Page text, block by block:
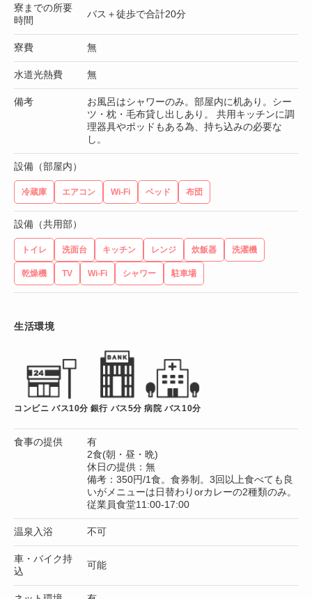
寮までの所要
時間
バス＋徒歩で合計20分
寮費 無
水道光熱費 無
備考
お風呂はシャワーのみ。部屋内に机あり。シー
ツ・枕・毛布貸し出しあり。 共用キッチンに調
理器具やポッドもある為、持ち込みの必要な
し。
設備（部屋内）
冷蔵庫 エアコン Wi-Fi ベッド 布団
設備（共用部）
トイレ 洗面台 キッチン レンジ 炊飯器 洗濯機
乾燥機 TV Wi-Fi シャワー 駐車場
生活環境
コンビニ バス10分 銀行 バス5分 病院 バス10分
食事の提供
有
2食(朝・昼・晩)
休日の提供：無
備考：350円/1食。食券制。3回以上食べても良
いがメニューは日替わりorカレーの2種類のみ。
従業員食堂11:00-17:00
温泉入浴 不可
車・バイク持
込
可能